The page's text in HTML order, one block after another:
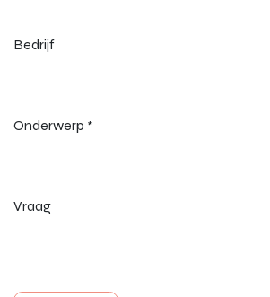
Bedrijf
Onderwerp *
Vraag